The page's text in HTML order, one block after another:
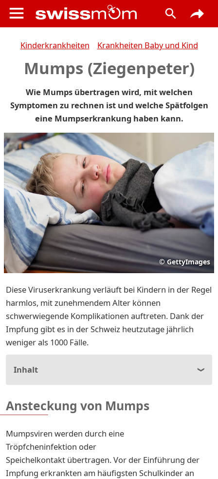
Kinderkrankheiten Krankheiten Baby und Kind
Mumps (Ziegenpeter)
Wie Mumps übertragen wird, mit welchen
Symptomen zu rechnen ist und welche Spätfolgen
eine Mumpserkrankung haben kann.
© GettyImages
Diese Viruserkrankung verläuft bei Kindern in der Regel
harmlos, mit zunehmendem Alter können
schwerwiegende Komplikationen auftreten. Dank der
Impfung gibt es in der Schweiz heutzutage jährlich
weniger als 1000 Fälle.
Inhalt
Ansteckung von Mumps
Mumpsviren werden durch eine
Tröpfcheninfektion oder
Speichelkontakt übertragen. Vor der Einführung der
Impfung erkrankten am häufigsten Schulkinder an